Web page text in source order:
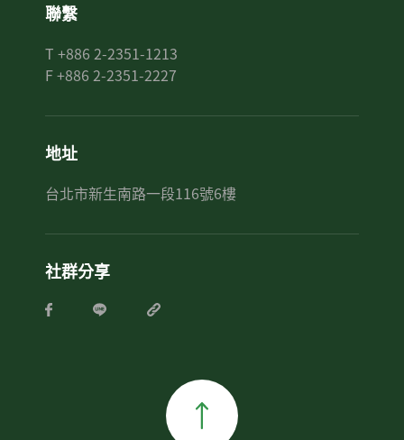
聯繫
T +886 2-2351-1213
F +886 2-2351-2227
地址
台北市新生南路一段116號6樓
社群分享